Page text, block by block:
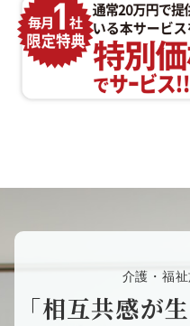
介護・福祉
「相互共感が